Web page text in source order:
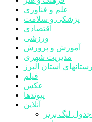
علم و فناوری
پزشکی و سلامت
اقتصادی
ورزشی
آموزش و پرورش
مدیریت شهری
استان البرز
فیلم
عکس
پیوندها
آنلاین
جدول لیگ برتر